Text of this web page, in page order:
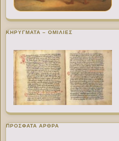
ΚΗΡΥΓΜΑΤΑ – ΟΜΙΛΙΕΣ
ΠΡΌΣΦΑΤΑ ΆΡΘΡΑ